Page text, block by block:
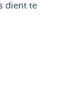
dient te